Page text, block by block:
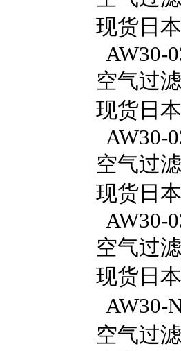
现货日
AW30-
空气过
现货日
AW30-
空气过
现货日
AW30-
空气过
现货日
AW30-
空气过